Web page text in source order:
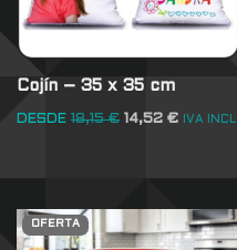
Cojín – 35 x 35 cm
DESDE 18,15€ 14,52 € IVA INCL
OFERTA